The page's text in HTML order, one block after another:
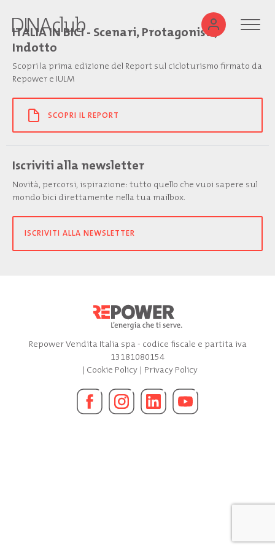
ITALIA IN BICI - Scenari, Protagonisti,
Indotto
Scopri la prima edizione del Report sul cicloturismo firmato da
Repower e IULM
SCOPRI IL REPORT
Iscriviti alla newsletter
Novità, percorsi, ispirazione: tutto quello che vuoi sapere sul
mondo bici direttamente nella tua mailbox.
ISCRIVITI ALLA NEWSLETTER
Repower Vendita Italia spa - codice fiscale e partita iva
13181080154
| Cookie Policy| Privacy Policy